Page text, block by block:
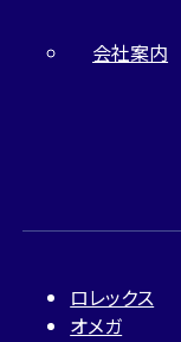
会社案内
ロレックス
オメガ